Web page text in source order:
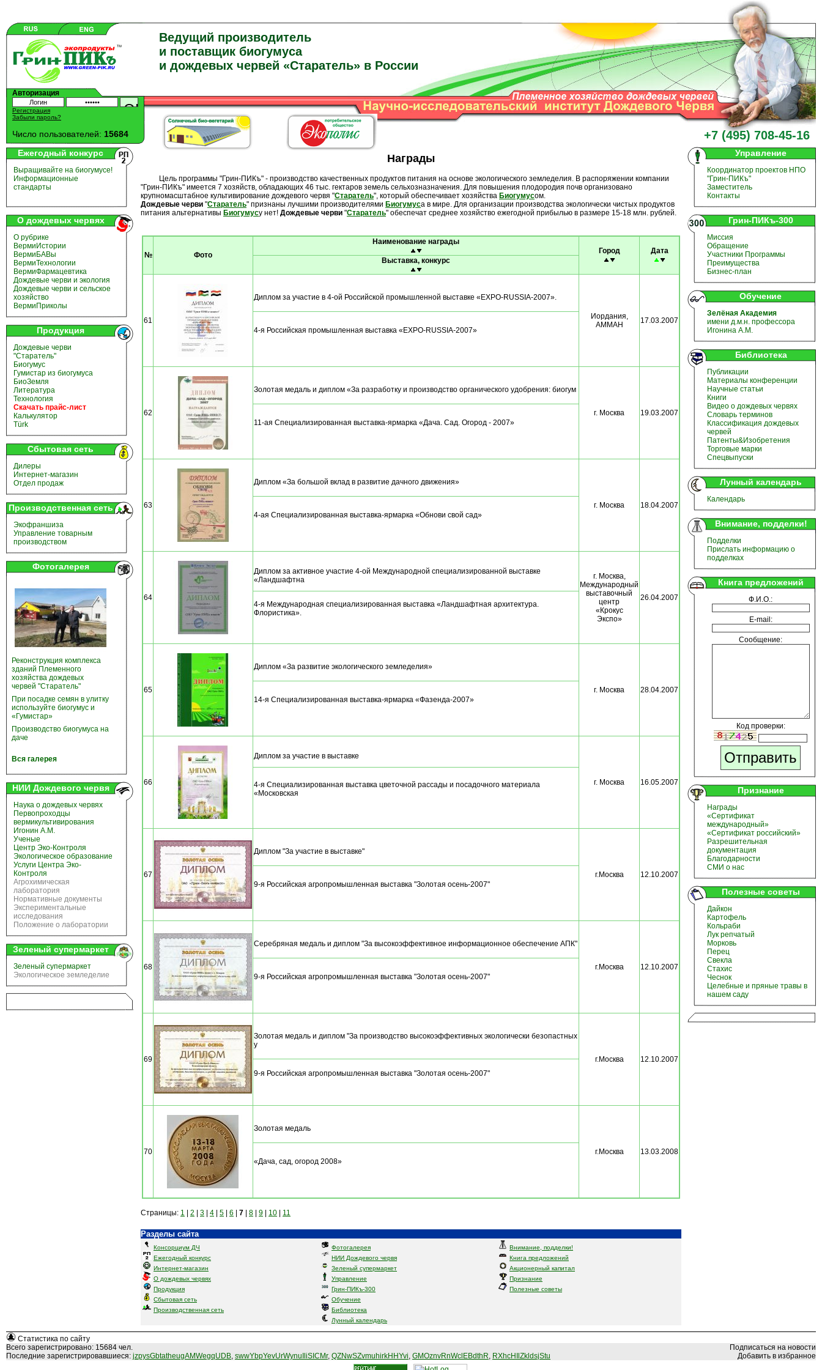
+7 (495) 708-45-16
Ведущий производитель
и поставщик биогумуса
и дождевых червей «Старатель» в России
Авторизация
Регистрация
Забыли пароль?
Число пользователей: 15684
Ежегодный конкурс
Выращивайте на биогумусе!
Информационные
стандарты
О дождевых червях
О рубрике
ВермиИстории
ВермиБАВы
ВермиТехнологии
ВермиФармацевтика
Дождевые черви и экология
Дождевые черви и сельское
хозяйство
ВермиПриколы
Продукция
Дождевые черви
"Старатель"
Биогумус
Гумистар из биогумуса
БиоЗемля
Литература
Технология
Скачать прайс-лист
Калькулятор
Türk
Сбытовая сеть
Дилеры
Интернет-магазин
Отдел продаж
Производственная сеть
Экофраншиза
Управление товарным
производством
Фотогалерея
Реконструкция комплекса
зданий Племенного
хозяйства дождевых
червей "Старатель"
При посадке семян в улитку
используйте биогумус и
«Гумистар»
Производство биогумуса на
даче
Вся галерея
НИИ Дождевого червя
Наука о дождевых червях
Первопроходцы
вермикультивирования
Игонин А.М.
Ученые
Центр Эко-Контроля
Экологическое образование
Услуги Центра Эко-
Контроля
Агрохимическая
лаборатория
Нормативные документы
Экспериментальные
исследования
Положение о лаборатории
Зеленый супермаркет
Зеленый супермаркет
Экологическое земледелие
Награды
Цель программы "Грин-ПИКъ" - производство качественных продуктов питания на основе экологического земледелия. В распоряжении компании
"Грин-ПИКъ" имеется 7 хозяйств, обладающих 46 тыс. гектаров земель сельхозназначения. Для повышения плодородия почв организовано
крупномасштабное культивирование дождевого червя "Старатель", который обеспечивает хозяйства Биогумусом.
Дождевые черви "Старатель" признаны лучшими производителями Биогумуса в мире. Для организации производства экологически чистых продуктов
питания альтернативы Биогумусу нет! Дождевые черви "Старатель" обеспечат среднее хозяйство ежегодной прибылью в размере 15-18 млн. рублей.
№ Фото
Наименование награды
Город
Дата
Выставка, конкурс
61
Диплом за участие в 4-ой Российской промышленной выставке «EXPO-RUSSIA-2007».
Иордания,
АММАН
17.03.2007
4-я Российская промышленная выставка «EXPO-RUSSIA-2007»
62
Золотая медаль и диплом «За разработку и производство органического удобрения: биогум
г. Москва
19.03.2007
11-ая Специализированная выставка-ярмарка «Дача. Сад. Огород - 2007»
63
Диплом «За большой вклад в развитие дачного движения»
г. Москва
18.04.2007
4-ая Специализированная выставка-ярмарка «Обнови свой сад»
64
Диплом за активное участие 4-ой Международной специализированной выставке
«Ландшафтна
г. Москва,
Международный
выставочный
центр
«Крокус
Экспо»
26.04.2007
4-я Международная специализированная выставка «Ландшафтная архитектура.
Флористика».
65
Диплом «За развитие экологического земледелия»
г. Москва
28.04.2007
14-я Специализированная выставка-ярмарка «Фазенда-2007»
66
Диплом за участие в выставке
г. Москва 16.05.2007
4-я Специализированная выставка цветочной рассады и посадочного материала
«Московская
67
Диплом "За участие в выставке"
г.Москва
12.10.2007
9-я Российская агропромышленная выставка "Золотая осень-2007"
68
Серебряная медаль и диплом "За высокоэффективное информационное обеспечение АПК"
г.Москва
12.10.2007
9-я Российская агропромышленная выставка "Золотая осень-2007"
69
Золотая медаль и диплом "За производство высокоэффективных экологически безопастных
у
г.Москва
12.10.2007
9-я Российская агропромышленная выставка "Золотая осень-2007"
70
Золотая медаль
г.Москва
13.03.2008
«Дача, сад, огород 2008»
Страницы: 1 2 3 4 5 6 7 8 9 10 11
Разделы сайта
Консорциум ДЧ
Ежегодный конкурс
Интернет-магазин
О дождевых червях
Продукция
Сбытовая сеть
Производственная сеть
Фотогалерея
НИИ Дождевого червя
Зеленый супермаркет
Управление
Грин-ПИКъ-300
Обучение
Библиотека
Лунный календарь
Внимание, подделки!
Книга предложений
Акционерный капитал
Признание
Полезные советы
Управление
Координатор проектов НПО
"Грин-ПИКъ"
Заместитель
Контакты
Грин-ПИКъ-300
Миссия
Обращение
Участники Программы
Преимущества
Бизнес-план
Обучение
Зелёная Академия
имени д.м.н. профессора
Игонина А.М.
Библиотека
Публикации
Материалы конференции
Научные статьи
Книги
Видео о дождевых червях
Словарь терминов
Классификация дождевых
червей
Патенты&Изобретения
Торговые марки
Спецвыпуски
Лунный календарь
Календарь
Внимание, подделки!
Подделки
Прислать информацию о
подделках
Книга предложений
Ф.И.О.:
E-mail:
Сообщение:
Код проверки:
Признание
Награды
«Сертификат
международный»
«Сертификат российский»
Разрешительная
документация
Благодарности
СМИ о нас
Полезные советы
Дайкон
Картофель
Кольраби
Лук репчатый
Морковь
Перец
Свекла
Стахис
Чеснок
Целебные и пряные травы в
нашем саду
Статистика по сайту
Всего зарегистрировано: 15684 чел.
Подписаться на новости
Последние зарегистрировавшиеся: jzpysGbtatheugAMWegqUDB, swwYbpYevUrWynuIliSICMr, QZNwSZvmuhirkHHYvi, GMOznvRnWclEBdthR, RXhcHIlZkldsjStu Добавить в избранное